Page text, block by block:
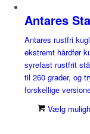
Antares
Antares rustfri
ekstremt hårdfør
syrefast rustfrit
til 260 grader, og
forskellige
Vælg